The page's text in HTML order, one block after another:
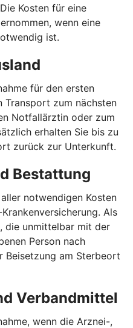
Kosten für eine
wenn eine
ist.
für den ersten
Transport zum nächsten
Notfallärztin oder zum
erhalten Sie bis zu
zurück zur Unterkunft.
Bestattung
notwendigen Kosten
Als
die unmittelbar mit der
Person nach
Beisetzung am Sterbeort
Verbandmittel
wenn die Arznei-,